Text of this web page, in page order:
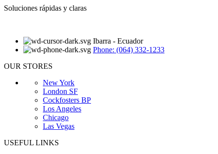
Soluciones rápidas y claras
Ibarra - Ecuador
Phone: (064) 332-1233
OUR STORES
New York
London SF
Cockfosters BP
Los Angeles
Chicago
Las Vegas
USEFUL LINKS